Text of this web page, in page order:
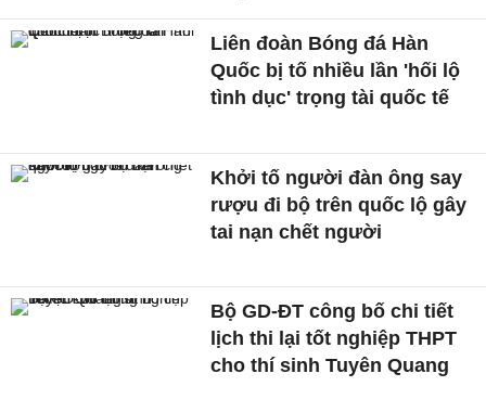
Liên đoàn Bóng đá Hàn
Quốc bị tố nhiều lần 'hối lộ
tình dục' trọng tài quốc tế
Khởi tố người đàn ông say
rượu đi bộ trên quốc lộ gây
tai nạn chết người
Bộ GD-ĐT công bố chi tiết
lịch thi lại tốt nghiệp THPT
cho thí sinh Tuyên Quang